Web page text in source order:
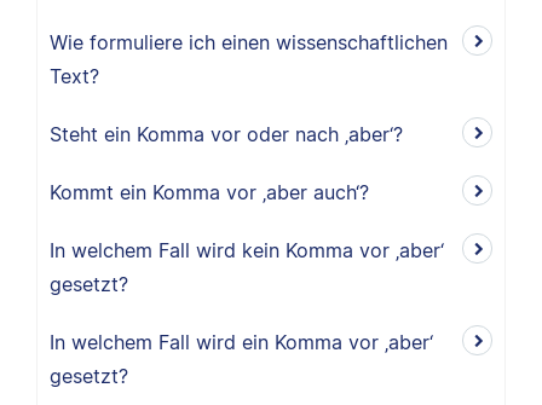
Wie formuliere ich einen wissenschaftlichen
Text?
Steht ein Komma vor oder nach ‚aber‘?
Kommt ein Komma vor ‚aber auch‘?
In welchem Fall wird kein Komma vor ‚aber‘
gesetzt?
In welchem Fall wird ein Komma vor ‚aber‘
gesetzt?